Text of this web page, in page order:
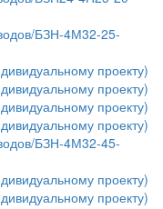
БЗН-4М32-25-
проекту)
проекту)
проекту)
проекту)
БЗН-4М32-45-
проекту)
проекту)